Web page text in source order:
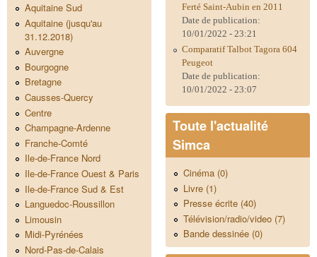
Aquitaine Sud
Aquitaine (jusqu'au
31.12.2018)
Auvergne
Bourgogne
Bretagne
Causses-Quercy
Centre
Champagne-Ardenne
Franche-Comté
Ile-de-France Nord
Ile-de-France Ouest & Paris
Ile-de-France Sud & Est
Languedoc-Roussillon
Limousin
Midi-Pyrénées
Nord-Pas-de-Calais
Ferté Saint-Aubin en 2011
Date de publication:
10/01/2022 - 23:21
Comparatif Talbot Tagora 604
Peugeot
Date de publication:
10/01/2022 - 23:07
Toute l'actualité
Simca
Cinéma (0)
Livre (1)
Presse écrite (40)
Télévision/radio/video (7)
Bande dessinée (0)